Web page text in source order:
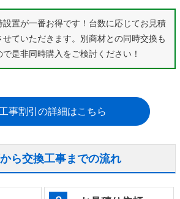
置が一番お得です！台数に応じてお見積
ていただきます。別商材との同時交換も
是非同時購入をご検討ください！
事割引の詳細はこちら
ら交換工事までの流れ